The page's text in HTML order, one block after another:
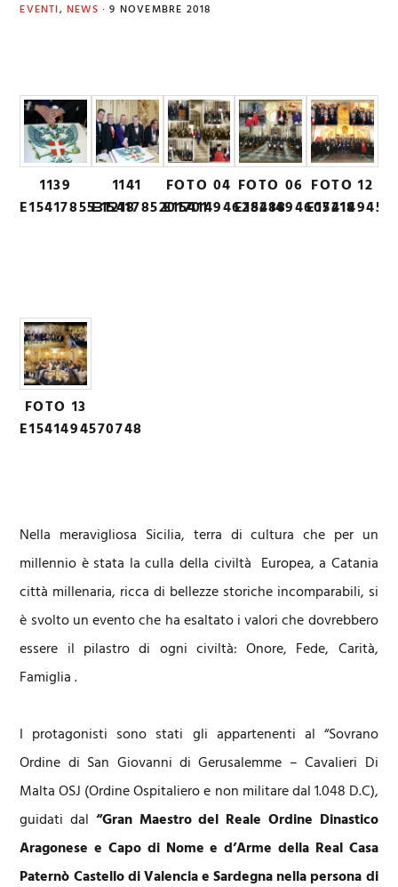
EVENTI, NEWS · 9 NOVEMBRE 2018
1139
E1541785531218
1141
E1541785201701
FOTO 04
E1541494628288
FOTO 06
E1541494607218
FOTO 12
FOTO 13
E1541494570748
Nella meravigliosa Sicilia, terra di cultura che per un
millennio è stata la culla della civiltà Europea, a Catania
città millenaria, ricca di bellezze storiche incomparabili, si
è svolto un evento che ha esaltato i valori che dovrebbero
essere il pilastro di ogni civiltà: Onore, Fede, Carità,
Famiglia .
I protagonisti sono stati gli appartenenti al “Sovrano
Ordine di San Giovanni di Gerusalemme – Cavalieri Di
Malta OSJ (Ordine Ospitaliero e non militare dal 1.048 D.C),
guidati dal “Gran Maestro del Reale Ordine Dinastico
Aragonese e Capo di Nome e d’Arme della Real Casa
Paternò Castello di Valencia e Sardegna nella persona di